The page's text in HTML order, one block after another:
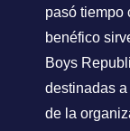
pasó tiempo
benéfico
Boys
destinadas
de la